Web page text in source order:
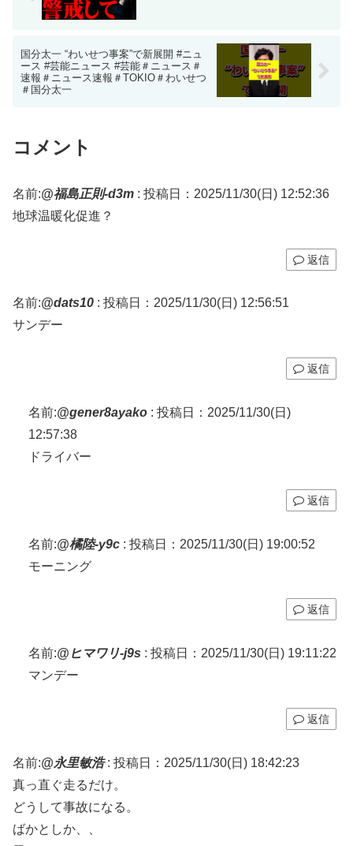
国分太一 “わいせつ事案”で新展開 #ニュ
ース #芸能ニュース #芸能＃ニュース＃
速報＃ニュース速報＃TOKIO＃わいせつ
＃国分太一
コメント
名前:@福島正則-d3m : 投稿日：2025/11/30(日) 12:52:36
地球温暖化促進？
返信
名前:@dats10 : 投稿日：2025/11/30(日) 12:56:51
サンデー
返信
名前:@gener8ayako : 投稿日：2025/11/30(日)
12:57:38
ドライバー
返信
名前:@橘陸-y9c : 投稿日：2025/11/30(日) 19:00:52
モーニング
返信
名前:@ヒマワリ-j9s : 投稿日：2025/11/30(日) 19:11:22
マンデー
返信
名前:@永里敏浩: 投稿日：2025/11/30(日) 18:42:23
真っ直ぐ走るだけ。
どうして事故になる。
ばかとしか、、